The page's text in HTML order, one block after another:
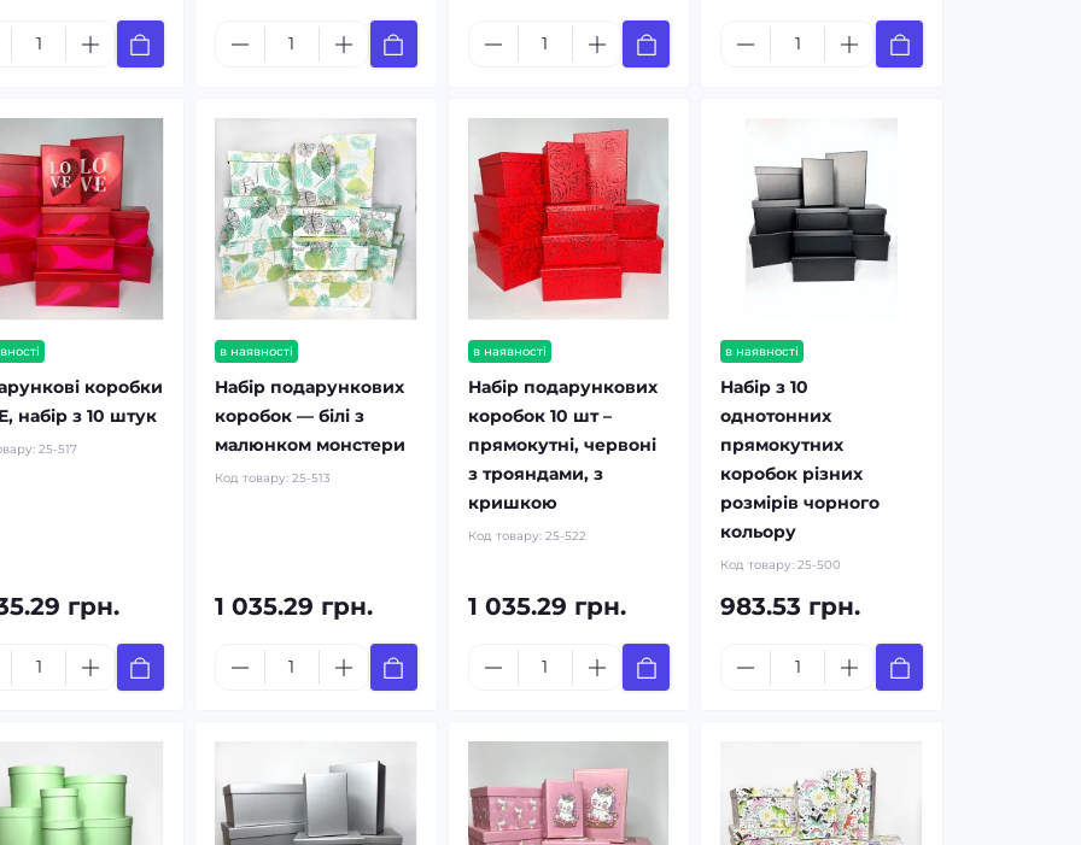
коробки
набір з 10 штук
25-517
грн.
в наявності
Набір подарункових
коробок — білі з
малюнком монстери
Код товару: 25-513
1 035.29 грн.
в наявності
Набір подарункових
коробок 10 шт –
прямокутні, червоні
з трояндами, з
кришкою
Код товару: 25-522
1 035.29 грн.
в наявності
Набір з 10
однотонних
прямокутних
коробок різних
розмірів чорного
кольору
Код товару:25-500
983.53 грн.